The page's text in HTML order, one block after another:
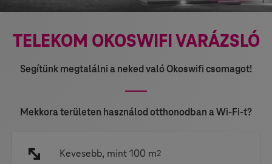
TELEKOM OKOSWIFI VARÁZSLÓ
Segítünk megtalálni a neked való Okoswifi csomagot!
Mekkora területen használod otthonodban a Wi‑Fi-t?
Kevesebb, mint 100 m2